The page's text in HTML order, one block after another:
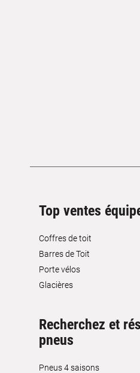
Top ventes
Coffres de toit
Barres de Toit
Porte vélos
Glacières
Recherchez et
pneus
Pneus 4 saisons